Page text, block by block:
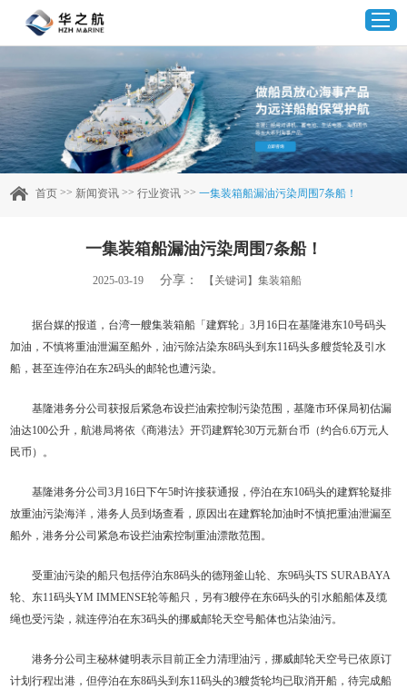
首页
产品中心
客户案例
新闻资讯
联系我们
首页 >> 新闻资讯 >>行业资讯 >>一集装箱船漏油污染周围7条船！
一集装箱船漏油污染周围7条船！
2025-03-19 分享： 【关键词】集装箱船
据台媒的报道，台湾一艘集装箱船「建辉轮」3月16日在基隆港东10号码头
加油，不慎将重油泄漏至船外，油污除沾染东8码头到东11码头多艘货轮及引水
船，甚至连停泊在东2码头的邮轮也遭污染。
基隆港务分公司获报后紧急布设拦油索控制污染范围，基隆市环保局初估漏
油达100公升，航港局将依《商港法》开罚建辉轮30万元新台币（约合6.6万元人
民币）。
基隆港务分公司3月16日下午5时许接获通报，停泊在东10码头的建辉轮疑排
放重油污染海洋，港务人员到场查看，原因出在建辉轮加油时不慎把重油泄漏至
船外，港务分公司紧急布设拦油索控制重油漂散范围。
受重油污染的船只包括停泊东8码头的德翔釜山轮、东9码头TS SURABAYA
轮、东11码头YM IMMENSE轮等船只，另有3艘停在东6码头的引水船船体及缆
绳也受污染，就连停泊在东3码头的挪威邮轮天空号船体也沾染油污。
港务分公司主秘林健明表示目前正全力清理油污，挪威邮轮天空号已依原订
计划行程出港，但停泊在东8码头到东11码头的3艘货轮均已取消开船，待完成船